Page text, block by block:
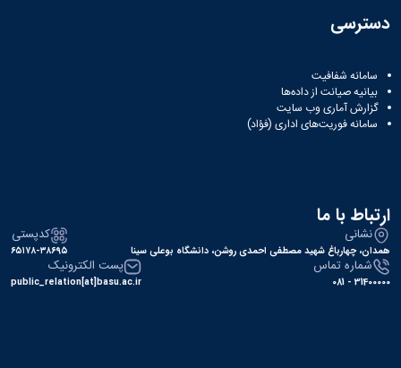
دسترسی
سامانه شفافیت
بیانیه صیانت از داده‌ها
گزارش آماری وب‌ سایت
سامانه فوریت‌های اداری (فؤاد)
ارتباط با ما
نشانی
همدان، چهارباغ شهید مصطفی احمدی روشن، دانشگاه بوعلی سینا
کدپستی
۶۵۱۷۸-۳۸۶۹۵
شماره تماس
31400000 - 081
پست الکترونیک
public_relation[at]basu.ac.ir